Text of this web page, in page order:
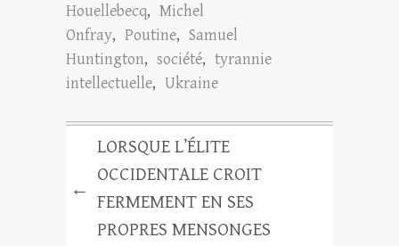
Houellebecq, Michel
Onfray, Poutine, Samuel
Huntington, société, tyrannie
intellectuelle, Ukraine
←
LORSQUE L’ÉLITE
OCCIDENTALE CROIT
FERMEMENT EN SES
PROPRES MENSONGES